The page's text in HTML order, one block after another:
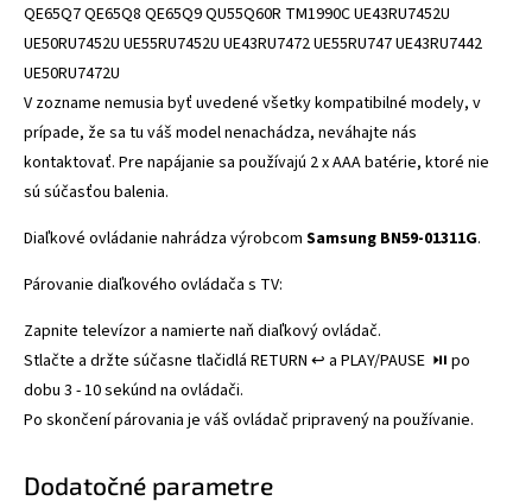
QE65Q7 QE65Q8 QE65Q9 QU55Q60R TM1990C UE43RU7452U
UE50RU7452U UE55RU7452U UE43RU7472 UE55RU747 UE43RU7442
UE50RU7472U
V zozname nemusia byť uvedené všetky kompatibilné modely, v
prípade, že sa tu váš model nenachádza, neváhajte nás
kontaktovať. Pre napájanie sa používajú 2 x AAA batérie, ktoré nie
sú súčasťou balenia.
Diaľkové ovládanie nahrádza výrobcom Samsung BN59-01311G.
Párovanie diaľkového ovládača s TV:
Zapnite televízor a namierte naň diaľkový ovládač.
Stlačte a držte súčasne tlačidlá RETURN ↩️ a PLAY/PAUSE ⏯️ po
dobu 3 - 10 sekúnd na ovládači.
Po skončení párovania je váš ovládač pripravený na používanie.
Dodatočné parametre